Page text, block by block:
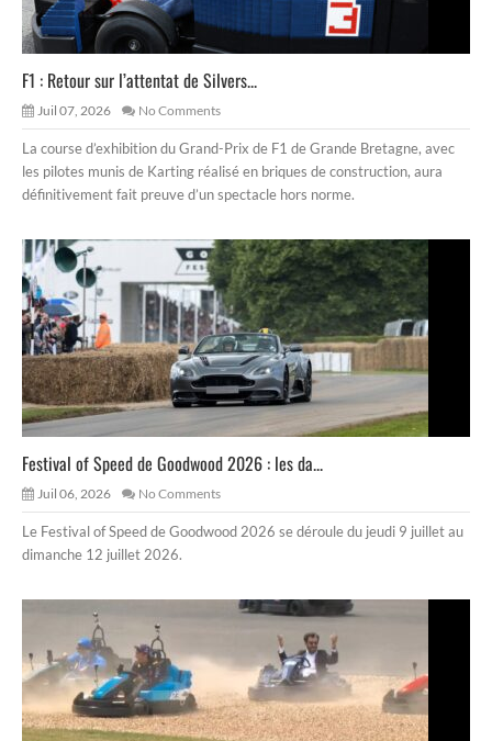
F1 : Retour sur l’attentat de Silvers...
Juil 07, 2026 No Comments
La course d’exhibition du Grand-Prix de F1 de Grande Bretagne, avec
les pilotes munis de Karting réalisé en briques de construction, aura
définitivement fait preuve d’un spectacle hors norme.
Festival of Speed de Goodwood 2026 : les da...
Juil 06, 2026 No Comments
Le Festival of Speed de Goodwood 2026 se déroule du jeudi 9 juillet au
dimanche 12 juillet 2026.